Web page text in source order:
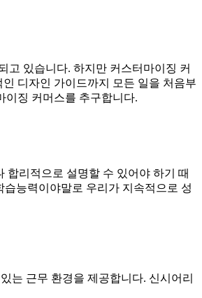
고 있습니다. 하지만 커스터마이징 커
디자인 가이드까지 모든 일을 처음부
이징 커머스를 추구합니다.
합리적으로 설명할 수 있어야 하기 때
능력이야말로 우리가 지속적으로 성
는 근무 환경을 제공합니다. 신시어리